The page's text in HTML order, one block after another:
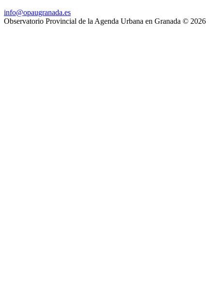
info@opaugranada.es
Observatorio Provincial de la Agenda Urbana en Granada © 2026